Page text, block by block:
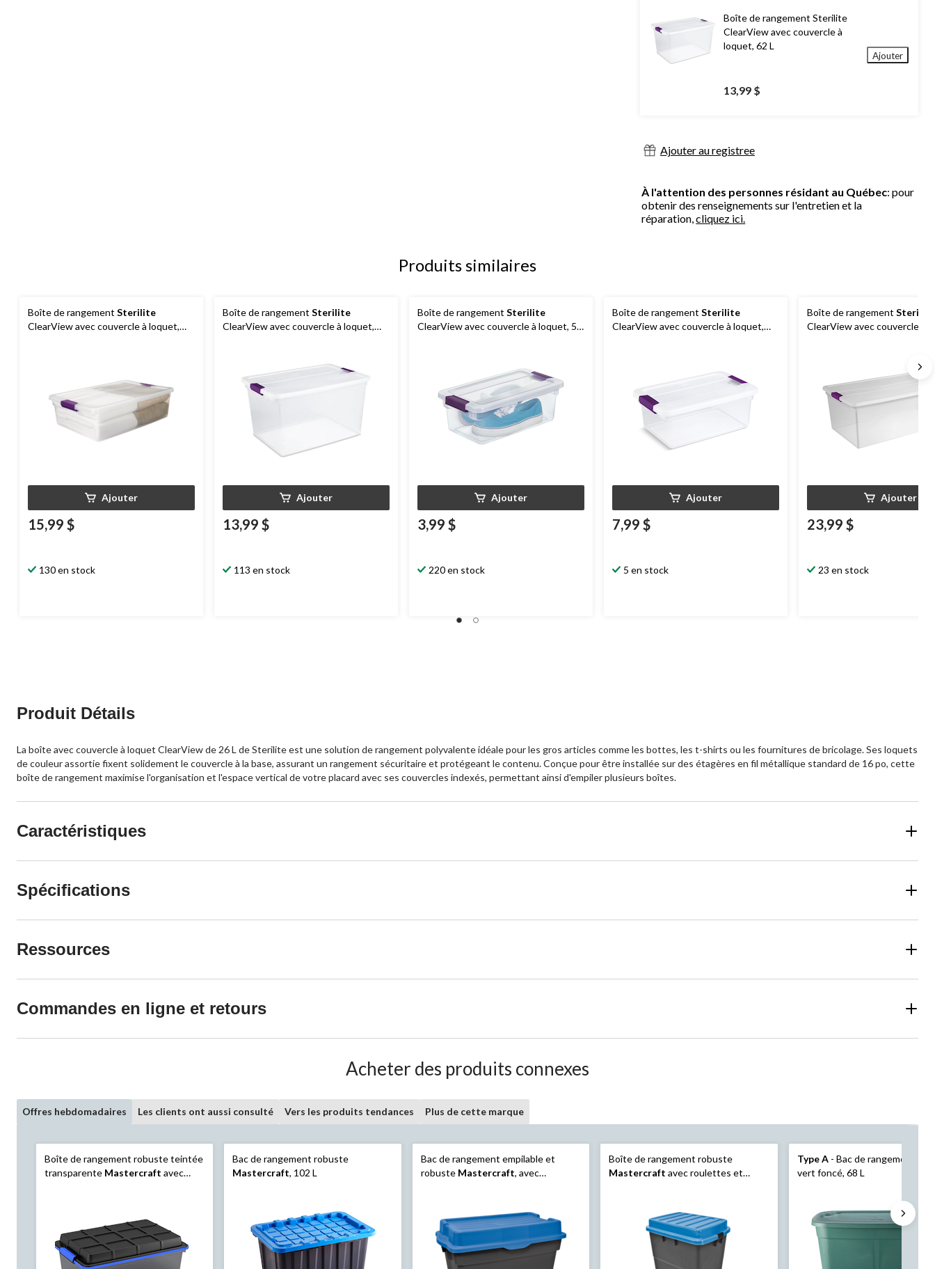
Boîte de rangement Sterilite
ClearView avec couvercle à
loquet, 62 L
13,99 $
Ajouter
Ajouter au registree
À l'attention des personnes résidant au Québec: pour
obtenir des renseignements sur l'entretien et la
réparation,cliquez ici.
Produits similaires
Boîte de rangement Sterilite
ClearView avec couvercle à loquet,
Ajouter
15,99 $
130 en stock
Boîte de rangement Sterilite
ClearView avec couvercle à loquet,
Ajouter
13,99 $
113 en stock
Boîte de rangement Sterilite
ClearView avec couvercle à loquet, 5,7
Ajouter
3,99 $
220 en stock
Boîte de rangement Sterilite
ClearView avec couvercle à loquet,
Ajouter
7,99 $
5 en stock
Boîte de rangement Sterilite
ClearView avec couvercle à
Ajouter
23,99 $
23 en stock
Produit Détails
La boîte avec couvercle à loquet ClearView de 26 L de Sterilite est une solution de rangement polyvalente idéale pour les gros articles comme les bottes, les t-shirts ou les fournitures de bricolage. Ses loquets
de couleur assortie fixent solidement le couvercle à la base, assurant un rangement sécuritaire et protégeant le contenu. Conçue pour être installée sur des étagères en fil métallique standard de 16 po, cette
boîte de rangement maximise l'organisation et l'espace vertical de votre placard avec ses couvercles indexés, permettant ainsi d'empiler plusieurs boîtes.
Caractéristiques
Spécifications
Ressources
Commandes en ligne et retours
Acheter des produits connexes
Offres hebdomadaires Les clients ont aussi consulté Vers les produits tendances Plus de cette marque
Boîte de rangement robuste teintée
transparente Mastercraft avec
Bac de rangement robuste
Mastercraft, 102 L
Bac de rangement empilable et
robuste Mastercraft, avec
Boîte de rangement robuste
Mastercraft avec roulettes et
Type A- Bac de rangement
vert foncé, 68 L